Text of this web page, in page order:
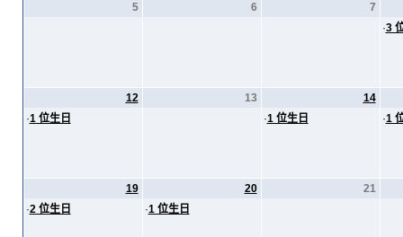
5 6
7
·3
12
·1 位生日
13
14
·1 位生日 ·1
19
·2 位生日
20
·1 位生日
21